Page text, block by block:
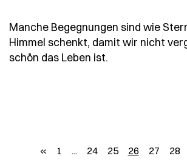
Manche Begegnungen sind wie
Himmel schenkt, damit wir nicht
schön das Leben ist.
«zurück
1 ... 24 25 26 27 28